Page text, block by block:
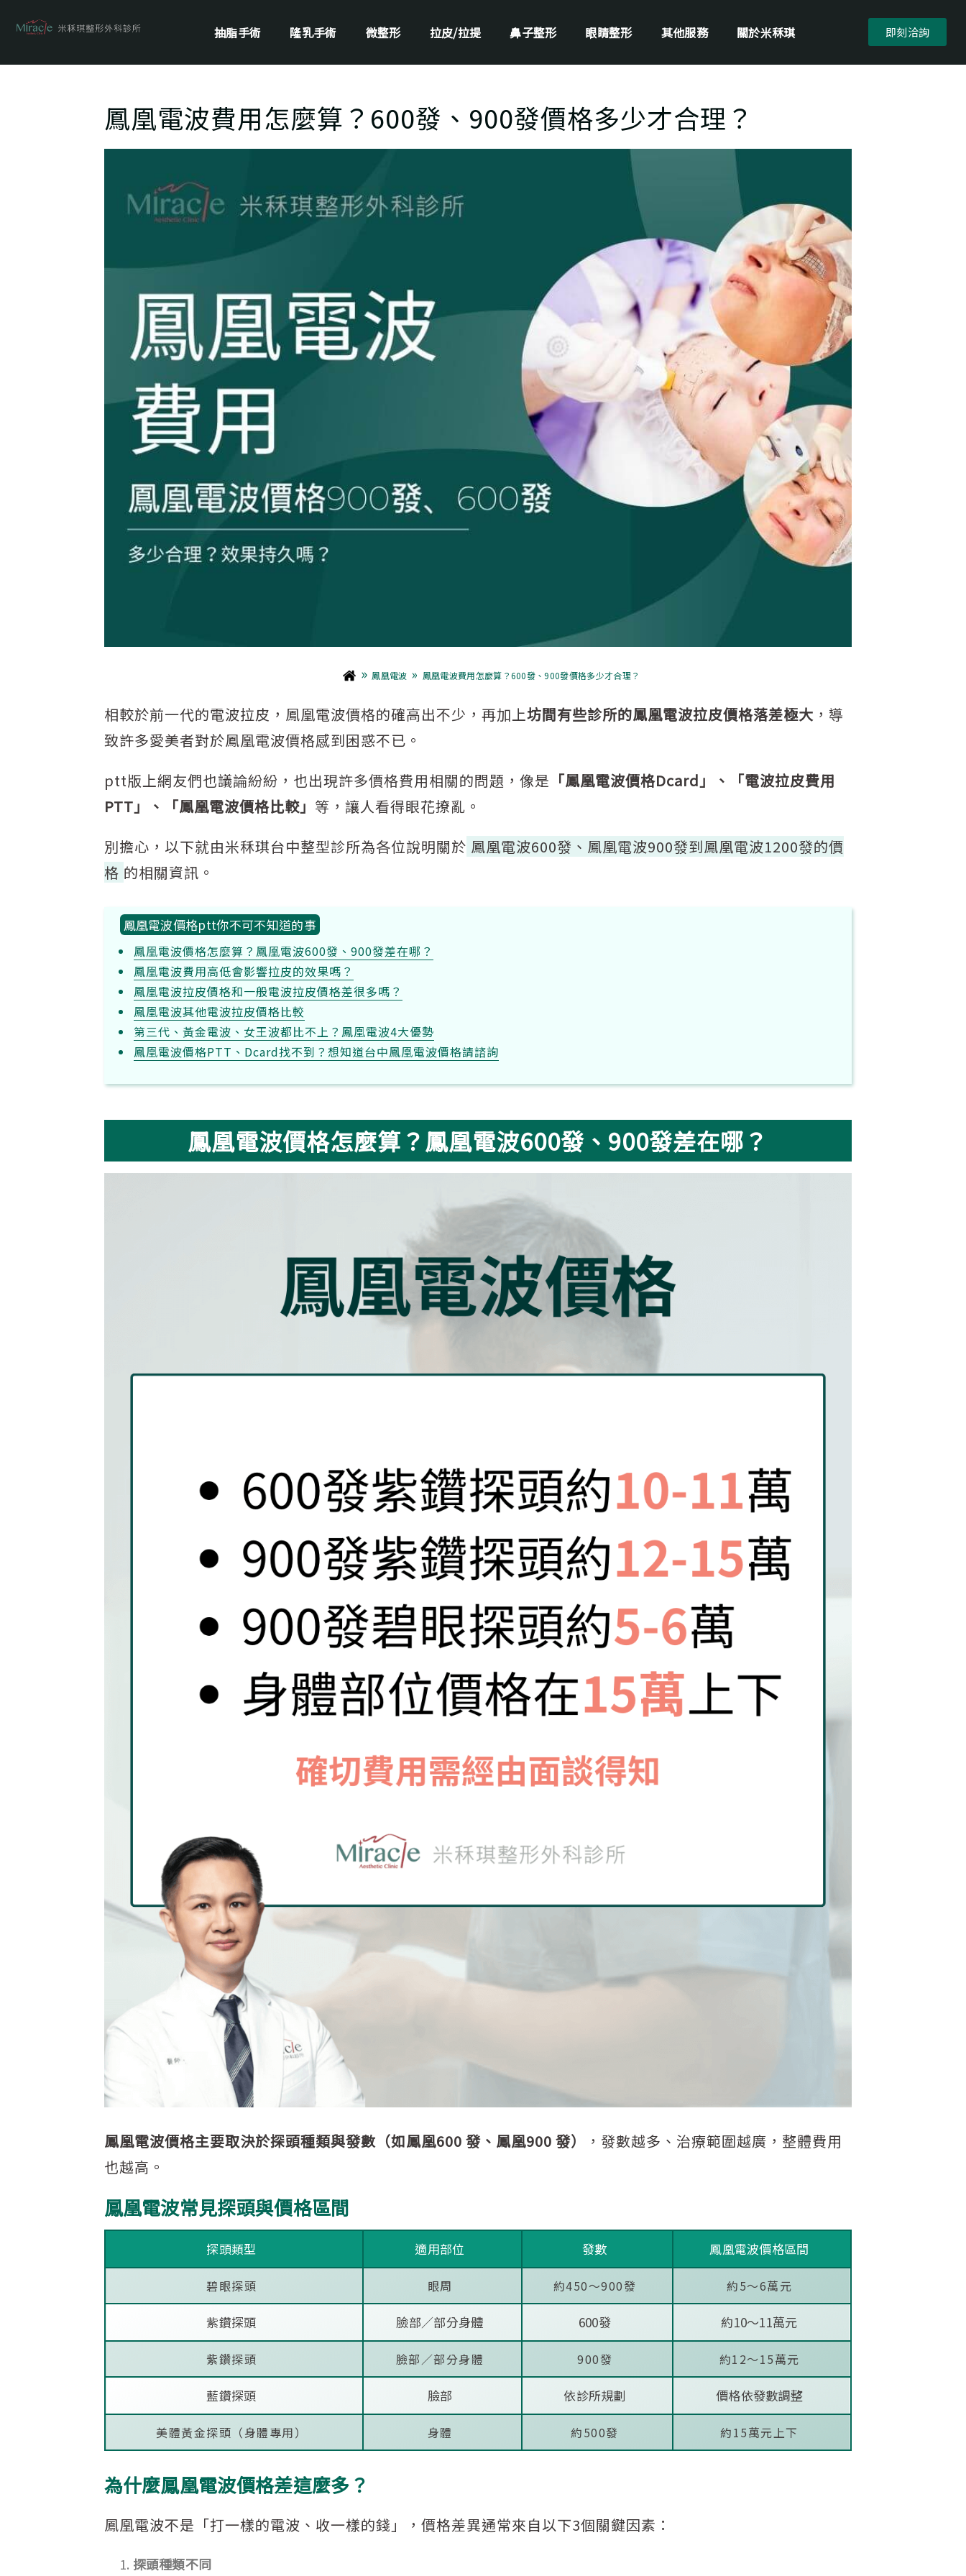
抽脂手術 隆乳手術 微整形 拉皮/拉提 鼻子整形 眼睛整形 其他服務 關於米秝琪 即刻洽詢
鳳凰電波費用怎麼算？600發、900發價格多少才合理？
» 鳳凰電波 » 鳳凰電波費用怎麼算？600發、900發價格多少才合理？
相較於前一代的電波拉皮，鳳凰電波價格的確高出不少，再加上坊間有些診所的鳳凰電波拉皮價格落差極大，導
致許多愛美者對於鳳凰電波價格感到困惑不已。
ptt版上網友們也議論紛紛，也出現許多價格費用相關的問題，像是 「鳳凰電波價格Dcard」、「電波拉皮費用
PTT」、「鳳凰電波價格比較」 等，讓人看得眼花撩亂。
別擔心，以下就由米秝琪台中整型診所為各位說明關於 鳳凰電波600發、鳳凰電波900發到鳳凰電波1200發的價
格 的相關資訊。
鳳凰電波價格ptt你不可不知道的事
鳳凰電波價格怎麼算？鳳凰電波600發、900發差在哪？
鳳凰電波費用高低會影響拉皮的效果嗎？
鳳凰電波拉皮價格和一般電波拉皮價格差很多嗎？
鳳凰電波其他電波拉皮價格比較
第三代、黃金電波、女王波都比不上？鳳凰電波4大優勢
鳳凰電波價格PTT、Dcard找不到？想知道台中鳳凰電波價格請諮詢
鳳凰電波價格怎麼算？鳳凰電波600發、900發差在哪？
鳳凰電波價格主要取決於探頭種類與發數（如鳳凰600 發、鳳凰900 發）
，發數越多、治療範圍越廣，整體費用
也越高。
鳳凰電波常見探頭與價格區間
探頭類型 適用部位 發數 鳳凰電波價格區間
碧眼探頭 眼周 約450～900發 約5～6萬元
紫鑽探頭 臉部／部分身體 600發 約10～11萬元
紫鑽探頭 臉部／部分身體 900發 約12～15萬元
藍鑽探頭 臉部 依診所規劃 價格依發數調整
美體黃金探頭（身體專用） 身體 約500發 約15萬元上下
為什麼鳳凰電波價格差這麼多？
鳳凰電波不是「打一樣的電波、收一樣的錢」，價格差異通常來自以下3個關鍵因素：
探頭種類不同